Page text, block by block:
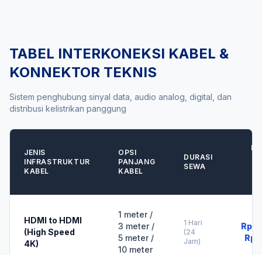
TABEL INTERKONEKSI KABEL &
KONNEKTOR TEKNIS
Sistem penghubung sinyal data, audio analog, digital, dan
distribusi kelistrikan panggung
JENIS
INFRASTRUKTUR
KABEL
OPSI
PANJANG
KABEL
DURASI
SEWA
HDMI to HDMI
(High Speed
4K)
1 meter /
3 meter /
5 meter /
10 meter
1 Hari
(24
Jam)